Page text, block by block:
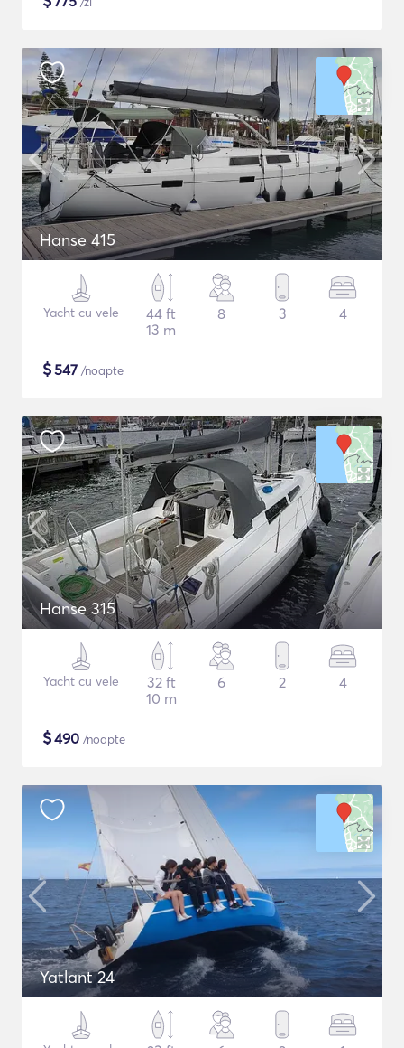
Hanse 415
Yacht cu vele
44 ft
13 m
8 3 4
$547 /noapte
Hanse 315
Yacht cu vele
32 ft
10 m
6 2 4
$490 /noapte
Yatlant 24